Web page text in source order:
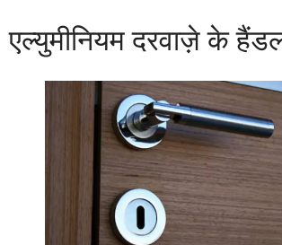
एल्युमीनियम दरवाज़े के